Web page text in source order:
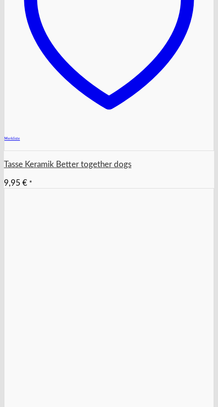
Merkliste
Tasse Keramik Better together dogs
9,95 € *